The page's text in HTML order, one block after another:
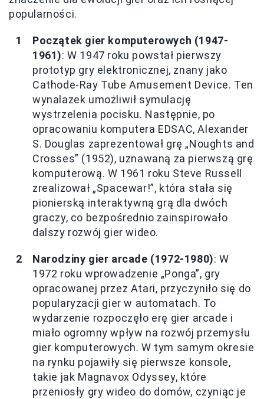
popularności.
Początek gier komputerowych (1947-
1961): W 1947 roku powstał pierwszy
prototyp gry elektronicznej, znany jako
Cathode-Ray Tube Amusement Device. Ten
wynalazek umożliwił symulację
wystrzelenia pocisku. Następnie, po
opracowaniu komputera EDSAC, Alexander
S. Douglas zaprezentował grę „Noughts and
Crosses” (1952), uznawaną za pierwszą grę
komputerową. W 1961 roku Steve Russell
zrealizował „Spacewar!”, która stała się
pionierską interaktywną grą dla dwóch
graczy, co bezpośrednio zainspirowało
dalszy rozwój gier wideo.
Narodziny gier arcade (1972-1980): W
1972 roku wprowadzenie „Ponga”, gry
opracowanej przez Atari, przyczyniło się do
popularyzacji gier w automatach. To
wydarzenie rozpoczęło erę gier arcade i
miało ogromny wpływ na rozwój przemysłu
gier komputerowych. W tym samym okresie
na rynku pojawiły się pierwsze konsole,
takie jak Magnavox Odyssey, które
przeniosły gry wideo do domów, czyniąc je